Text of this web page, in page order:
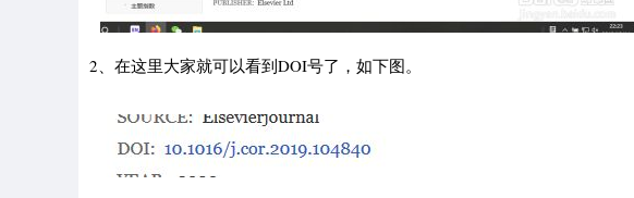
2、在这里大家就可以看到DOI号了，如下图。